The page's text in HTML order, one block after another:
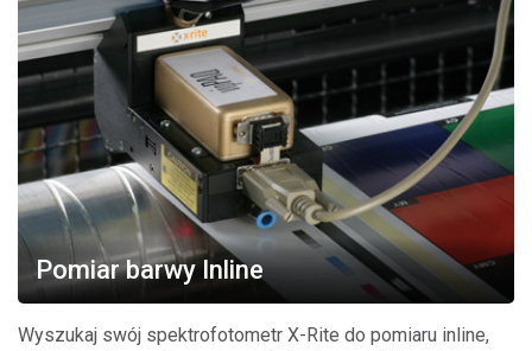
Pomiar barwy Inline
Wyszukaj swój spektrofotometr X-Rite do pomiaru inline,